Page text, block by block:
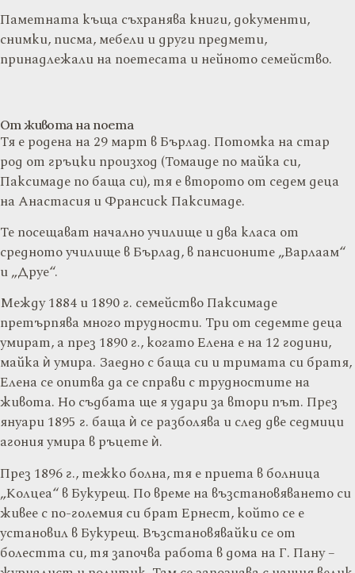
Паметната къща съхранява книги, документи,
снимки, писма, мебели и други предмети,
принадлежали на поетесата и нейното семейство.
От живота на поета
Тя е родена на 29 март в Бърлад. Потомка на стар
род от гръцки произход (Томаиде по майка си,
Паксимаде по баща си), тя е второто от седем деца
на Анастасия и Франсиск Паксимаде.
Те посещават начално училище и два класа от
средното училище в Бърлад, в пансионите „Варлаам“
и „Друе“.
Между 1884 и 1890 г. семейство Паксимаде
претърпява много трудности. Три от седемте деца
умират, а през 1890 г., когато Елена е на 12 години,
майка ѝ умира. Заедно с баща си и тримата си братя,
Елена се опитва да се справи с трудностите на
живота. Но съдбата ще я удари за втори път. През
януари 1895 г. баща ѝ се разболява и след две седмици
агония умира в ръцете ѝ.
През 1896 г., тежко болна, тя е приета в болница
„Колцеа“ в Букурещ. По време на възстановяването си
живее с по-големия си брат Ернест, който се е
установил в Букурещ. Възстановявайки се от
болестта си, тя започва работа в дома на Г. Пану –